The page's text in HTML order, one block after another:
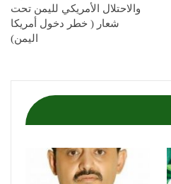
والاحتلال الأمريكي لليمن تحت
شعار ( خطر دخول أمريكا
اليمن)